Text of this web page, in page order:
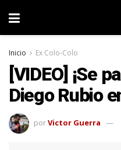
Inicio Ex Colo-Colo
[VIDEO] ¡Se
Diego Rubio
porVictor Guerra